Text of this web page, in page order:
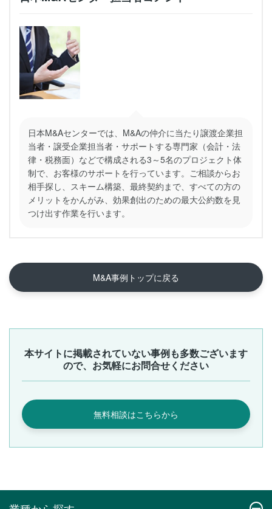
日本M&Aセンターでは、M&Aの仲介に当たり譲渡企業担
当者・譲受企業担当者・サポートする専門家（会計・法
律・税務面）などで構成される3～5名のプロジェクト体
制で、お客様のサポートを行っています。ご相談からお
相手探し、スキーム構築、最終契約まで、すべての方の
メリットをかんがみ、効果創出のための最大公約数を見
つけ出す作業を行います。
M&A事例トップに戻る
本サイトに掲載されていない事例も多数ございます
ので、お気軽にお問合せください
無料相談はこちらから